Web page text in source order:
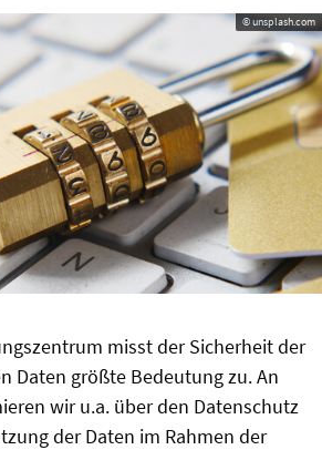
© unsplash.com
misst der Sicherheit der
Daten größte Bedeutung zu. An
wir u.a. über den Datenschutz
der Daten im Rahmen der